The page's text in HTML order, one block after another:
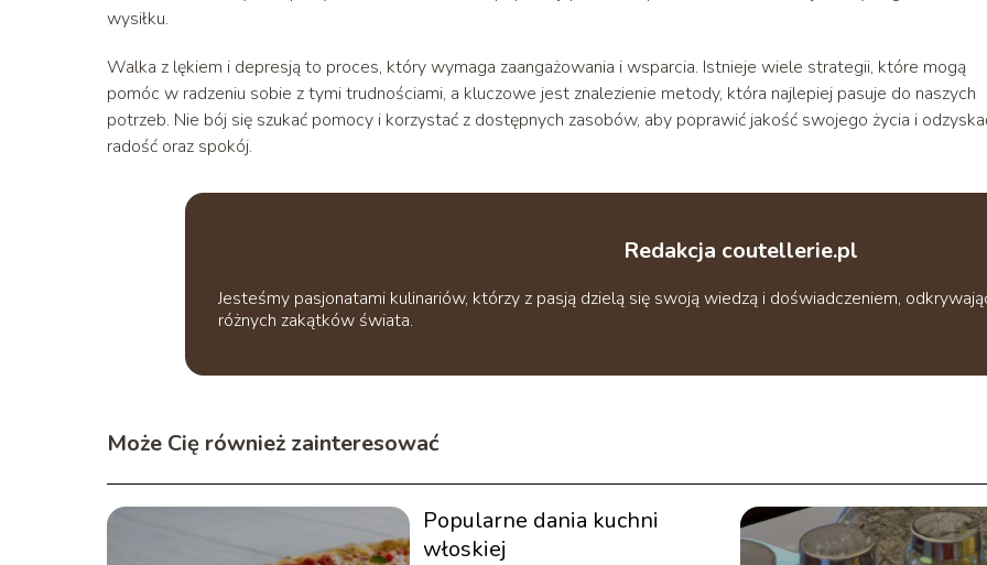
wysiłku.
Walka z lękiem i depresją to proces, który wymaga zaangażowania i wsparcia. Istnieje wiele strategii, które mogą
pomóc w radzeniu sobie z tymi trudnościami, a kluczowe jest znalezienie metody, która najlepiej pasuje do naszych
potrzeb. Nie bój się szukać pomocy i korzystać z dostępnych zasobów, aby poprawić jakość swojego życia i
radość oraz spokój.
Redakcja coutellerie.pl
Jesteśmy pasjonatami kulinariów, którzy z pasją dzielą się swoją wiedzą i doświadczeniem,
różnych zakątków świata.
Może Cię również zainteresować
Popularne dania kuchni
włoskiej